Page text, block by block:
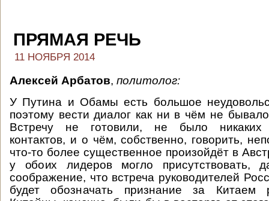
ПРЯМАЯ РЕЧЬ
11 НОЯБРЯ 2014
Алексей Арбатов, политолог:
У Путина и Обамы есть большое
поэтому вести диалог как ни в чём не
Встречу не готовили, не было никаких
контактов, и о чём, собственно, говорить,
что-то более существенное произойдёт в
у обоих лидеров могло присутствовать,
соображение, что встреча руководителей
будет обозначать признание за Китаем